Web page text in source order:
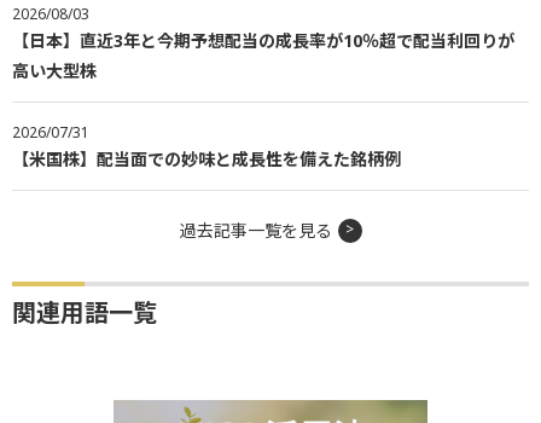
2026/08/03
【日本】直近3年と今期予想配当の成長率が10％超で配当利回りが
高い大型株
2026/07/31
【米国株】配当面での妙味と成長性を備えた銘柄例
過去記事一覧を見る
関連用語一覧